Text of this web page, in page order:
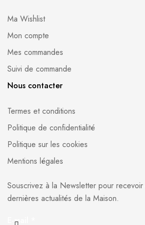
Ma Wishlist
Mon compte
Mes commandes
Suivi de commande
Nous contacter
Termes et conditions
Politique de confidentialité
Politique sur les cookies
Mentions légales
Souscrivez à la Newsletter pour
dernières actualités de la Maison.
E-mail